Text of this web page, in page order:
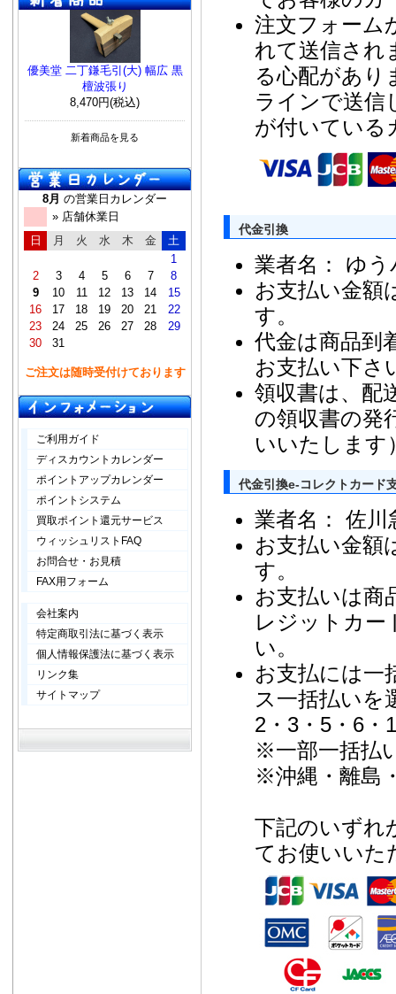
優美堂 二丁鎌毛引(大) 幅広 黒
檀波張り
8,470円(税込)
新着商品を見る
8月 の営業日カレンダー
» 店舗休業日
日
月 火 水 木 金
土
1
2
3 4 5 6 7
8
9
10 11 12 13 14
15
16
17 18 19 20 21
22
23
24 25 26 27 28
29
30
31
ご注文は随時受付けております
ご利用ガイド
ディスカウントカレンダー
ポイントアップカレンダー
ポイントシステム
買取ポイント還元サービス
ウィッシュリストFAQ
お問合せ・お見積
FAX用フォーム
会社案内
特定商取引法に基づく表示
個人情報保護法に基づく表示
リンク集
サイトマップ
注文フォーム
れて送信され
る心配があり
ラインで送信
が付いている
代金引換
業者名： ゆ
お支払い金額
す。
代金は商品到
お支払い下さ
領収書は、配
の領収書の発
いいたします
代金引換e-コレクトカード
業者名： 佐川
お支払い金額
す。
お支払いは商
レジットカー
い。
お支払には一
ス一括払いを
2・3・5・6・
※一部一括払
※沖縄・離島
下記のいずれ
てお使いいた